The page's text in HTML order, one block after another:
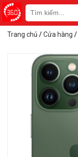
Trang chủ /Cửa hàng /